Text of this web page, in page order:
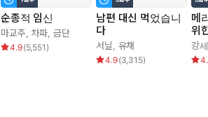
순종적 임신
마교주, 차파, 금단
4.9(5,551 )
남편 대신 먹었습니
다
서닐, 유채
4.9(3,315)
메
위
강